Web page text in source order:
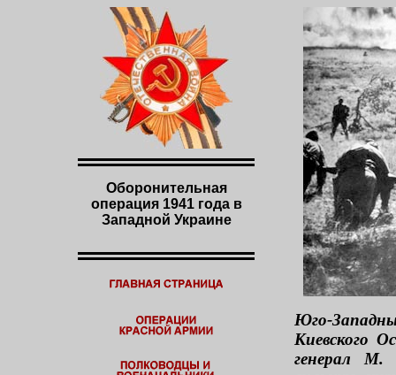
Оборонительная
операция 1941 года в
Западной Украине
Юго-
Киевского
генерал М.